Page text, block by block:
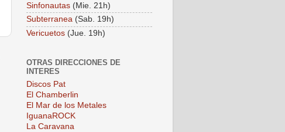
Sinfonautas (Mie. 21h)
Subterranea (Sab. 19h)
Vericuetos (Jue. 19h)
OTRAS DIRECCIONES DE
INTERES
Discos Pat
El Chamberlin
El Mar de los Metales
IguanaROCK
La Caravana